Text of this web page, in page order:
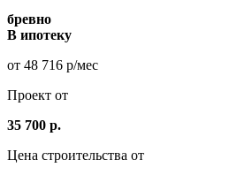
бревно
В ипотеку
от 48 716 р/мес
Проект от
35 700 р.
Цена строительства от